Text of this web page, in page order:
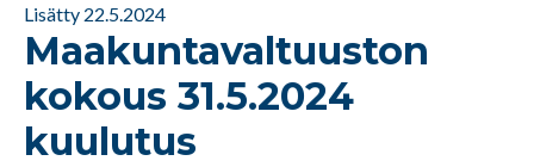
Lisätty 22.5.2024
Maakuntavaltuuston
kokous 31.5.2024
kuulutus